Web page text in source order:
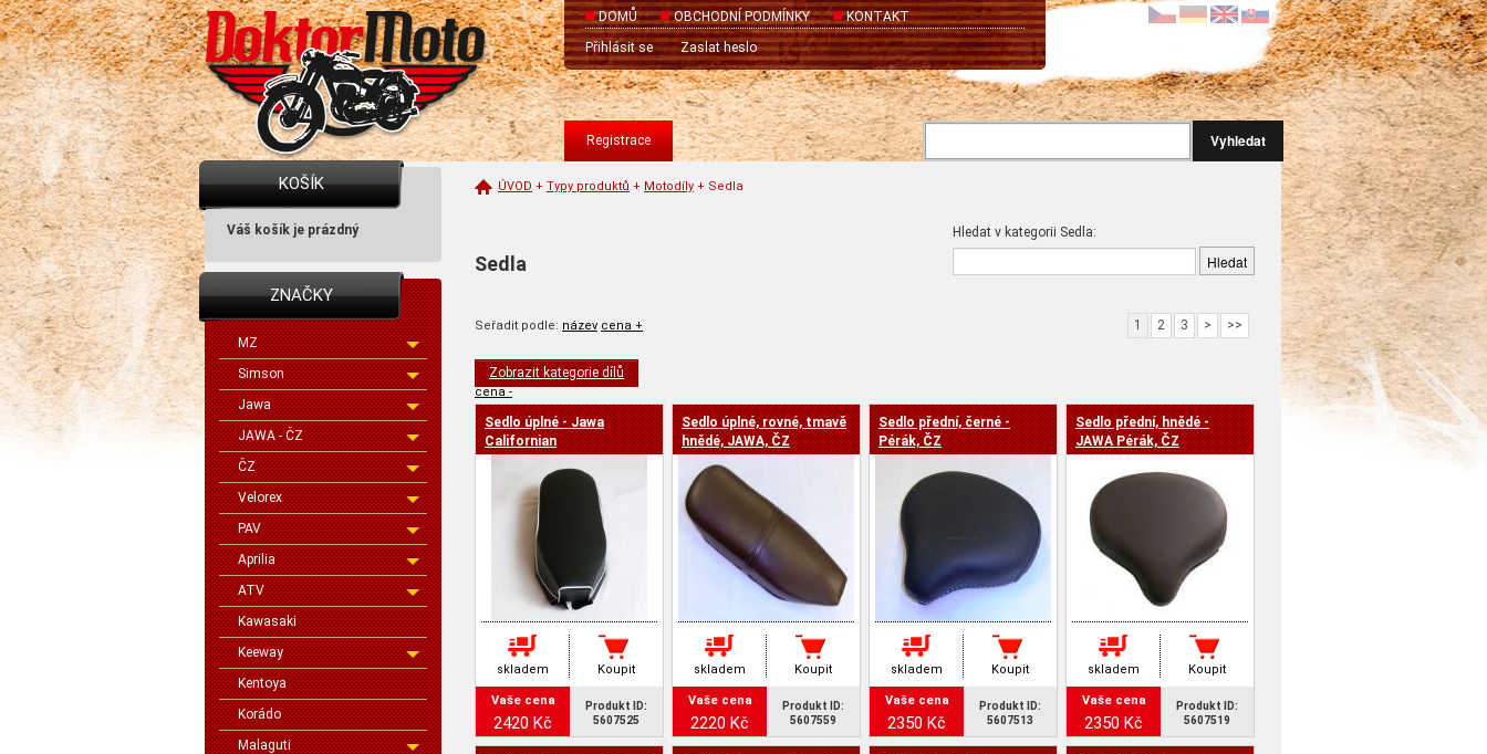
DOMŮ OBCHODNÍ PODMÍNKY
KONTAKT
Přihlásit se
Zaslat heslo
Vyhledat
Registrace
KOŠÍK
Váš košík je prázdný
ZNAČKY
MZ
Simson
Jawa
JAWA - ČZ
ČZ
Velorex
PAV
Aprilia
ATV
Kawasaki
Keeway
Kentoya
Korádo
Malaguti
ÚVOD + Typy produktů + Motodíly + Sedla
Hledat v kategorii Sedla:
Sedla
Seřadit podle: název cena +
cena -
1 2 3 > >>
Zobrazit kategorie dílů
Sedlo úplné - Jawa
Californian
skladem Koupit
Vaše cena
2420 Kč
Produkt ID:
5607525
Sedlo úplné, rovné, tmavě
hnědé, JAWA, ČZ
skladem Koupit
Vaše cena
2220 Kč
Produkt ID:
5607559
Sedlo přední, černé -
Pérák, ČZ
skladem Koupit
Vaše cena
2350 Kč
Produkt ID:
5607513
Sedlo přední, hnědé -
JAWA Pérák, ČZ
skladem Koupit
Vaše cena
2350 Kč
Produkt ID:
5607519